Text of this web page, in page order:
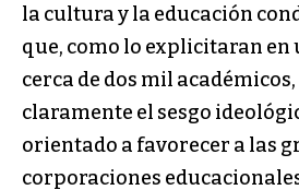
la cultura y la educación
que, como lo explicitaran en
cerca de dos mil académicos,
claramente el sesgo
orientado a favorecer a las
corporaciones